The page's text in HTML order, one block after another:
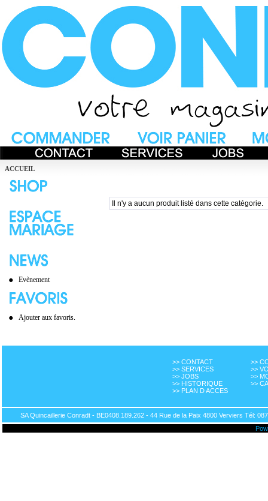
ACCUEIL
Evènement
Ajouter aux favoris.
Il n'y a aucun produit listé dans cette catégorie.
>> CONTACT
>> SERVICES
>> JOBS
>> HISTORIQUE
>> PLAN D ACCES
>>
>>
>>
>>
SA Quincaillerie Conradt - BE0408.189.262 - 44 Rue de la Paix 4800 Verviers Tél: